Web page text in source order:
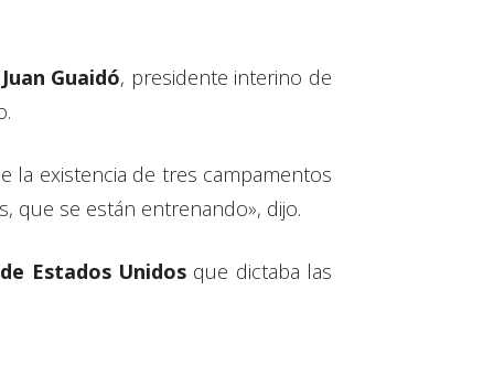
Juan Guaidó, presidente interino de
la existencia de tres campamentos
que se están entrenando», dijo.
Estados Unidosque dictaba las